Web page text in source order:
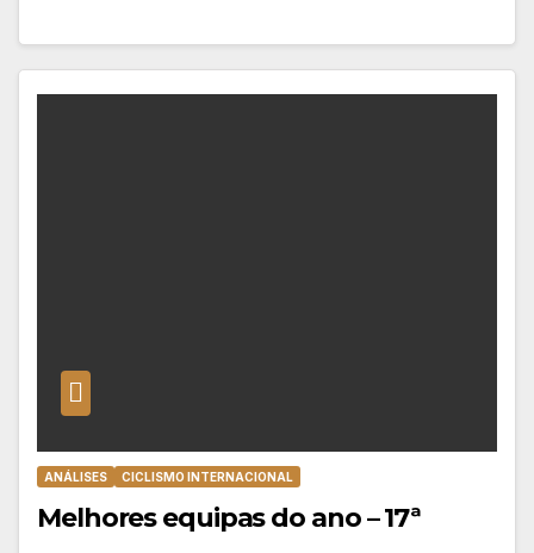
ANÁLISES CICLISMO INTERNACIONAL
Melhores equipas do ano – 17ª